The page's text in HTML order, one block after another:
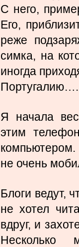
С него,
Его,
реже
симка, на
иногда
Португалию….
Я начала
этим
не очень
Блоги ведут,
не хотел
вдруг, и